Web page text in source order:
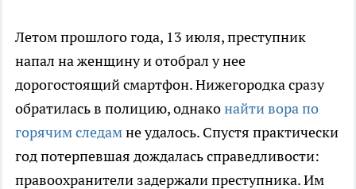
Летом прошлого года, 13 июля, преступник
напал на женщину и отобрал у нее
дорогостоящий смартфон. Нижегородка сразу
обратилась в полицию, однаконайти вора по
горячим следамне удалось. Спустя практически
год потерпевшая дождалась справедливости:
правоохранители задержали преступника. Им